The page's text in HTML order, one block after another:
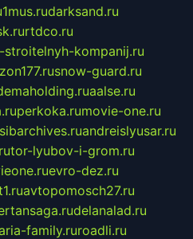
1mus.rudarksand.ru
rtdco.ru
kompanij.ru
snow-guard.ru
aalse.ru
perkoka.rumovie-one.ru
sibarchives.ruandreislyusar.ru
tor-lyubov-i-grom.ru
evro-dez.ru
avtopomosch27.ru
delanalad.ru
family.ruroadli.ru